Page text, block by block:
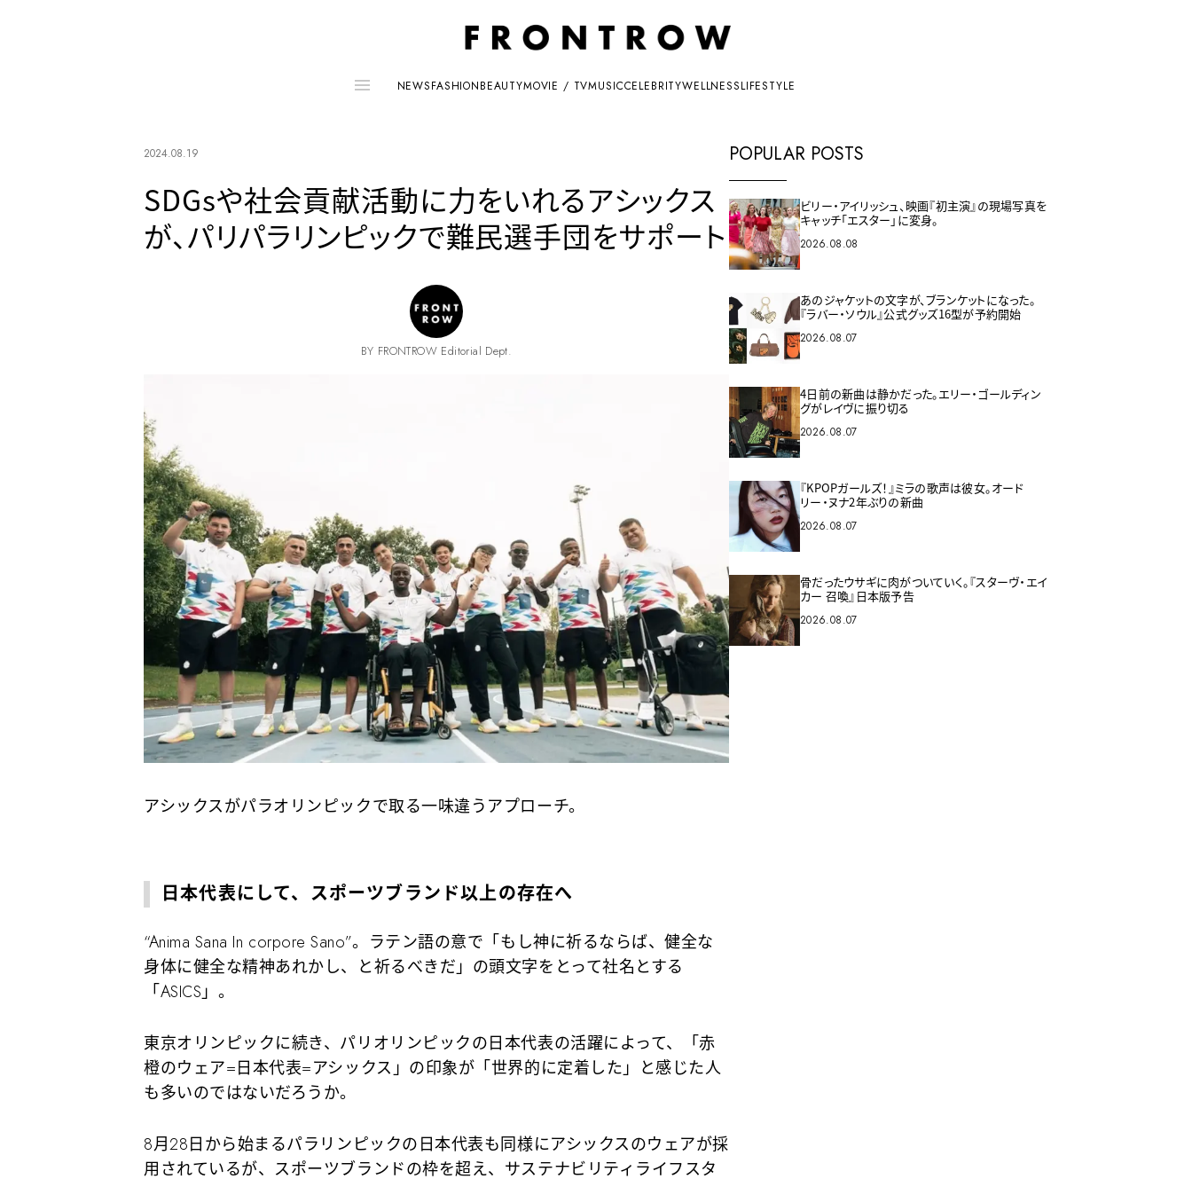
NEWSFASHIONBEAUTYMOVIE / TVMUSICCELEBRITYWELLNESSLIFESTYLE
2024.08.19
SDGsや社会貢献活動に力をいれるアシックス
が、パリパラリンピックで難民選手団をサポート
BY FRONTROW Editorial Dept.
アシックスがパラオリンピックで取る一味違うアプローチ。
日本代表にして、スポーツブランド以上の存在へ
“Anima Sana In corpore Sano”。ラテン語の意で「もし神に祈るならば、健全な
身体に健全な精神あれかし、と祈るべきだ」の頭文字をとって社名とする
「ASICS」。
東京オリンピックに続き、パリオリンピックの日本代表の活躍によって、「赤
橙のウェア=日本代表=アシックス」の印象が「世界的に定着した」と感じた人
も多いのではないだろうか。
8月28日から始まるパラリンピックの日本代表も同様にアシックスのウェアが採
用されているが、スポーツブランドの枠を超え、サステナビリティライフスタ
POPULAR POSTS
ビリー・アイリッシュ、映画『初主演』の現場写真を
キャッチ「エスター」に変身。
2026.08.08
あのジャケットの文字が、ブランケットになった。
『ラバー・ソウル』公式グッズ16型が予約開始
2026.08.07
4日前の新曲は静かだった。エリー・ゴールディン
グがレイヴに振り切る
2026.08.07
『KPOPガールズ！』ミラの歌声は彼女。オード
リー・ヌナ2年ぶりの新曲
2026.08.07
骨だったウサギに肉がついていく。『スターヴ・エイ
カー 召喚』日本版予告
2026.08.07